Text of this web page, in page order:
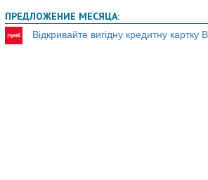
ПРЕДЛОЖЕНИЕ МЕСЯЦА:
Відкривайте вигідну кредитну